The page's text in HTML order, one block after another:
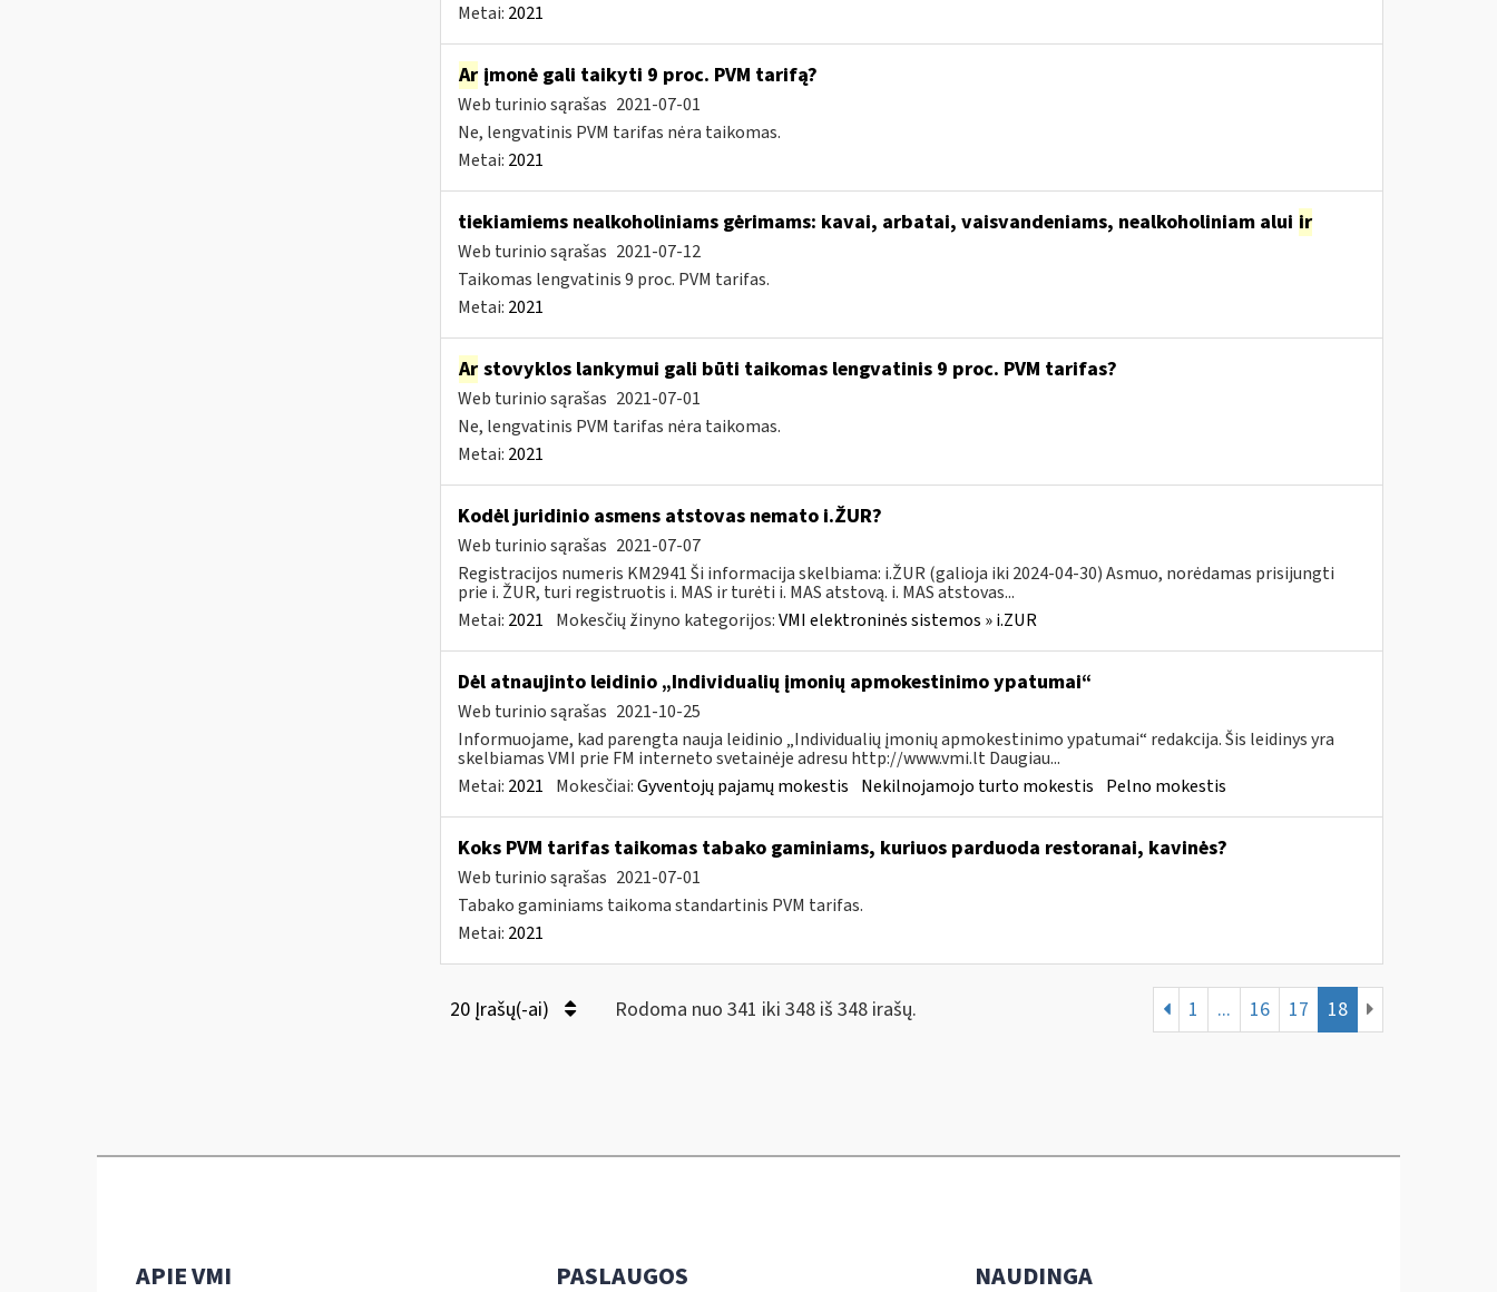
Metai: 2021
Arįmonė gali taikyti 9 proc. PVM tarifą?
Web turinio sąrašas 2021-07-01
Ne, lengvatinis PVM tarifas nėra taikomas.
Metai: 2021
tiekiamiems nealkoholiniams gėrimams: kavai, arbatai, vaisvandeniams, nealkoholiniam alui ir
Web turinio sąrašas 2021-07-12
Taikomas lengvatinis 9 proc. PVM tarifas.
Metai: 2021
Arstovyklos lankymui gali būti taikomas lengvatinis 9 proc. PVM tarifas?
Web turinio sąrašas 2021-07-01
Ne, lengvatinis PVM tarifas nėra taikomas.
Metai: 2021
Kodėl juridinio asmens atstovas nemato i.ŽUR?
Web turinio sąrašas 2021-07-07
Registracijos numeris KM2941 Ši informacija skelbiama: i.ŽUR (galioja iki 2024-04-30) Asmuo, norėdamas prisijungti
prie i. ŽUR, turi registruotis i. MAS ir turėti i. MAS atstovą. i. MAS atstovas...
Metai: 2021 Mokesčių žinyno kategorijos:VMI elektroninės sistemos » i.ZUR
Dėl atnaujinto leidinio „Individualių įmonių apmokestinimo ypatumai“
Web turinio sąrašas 2021-10-25
Informuojame, kad parengta nauja leidinio „Individualių įmonių apmokestinimo ypatumai“ redakcija. Šis leidinys yra
skelbiamas VMI prie FM interneto svetainėje adresu http://www.vmi.lt Daugiau...
Metai: 2021 Mokesčiai:Gyventojų pajamų mokestis Nekilnojamojo turto mokestis Pelno mokestis
Koks PVM tarifas taikomas tabako gaminiams, kuriuos parduoda restoranai, kavinės?
Web turinio sąrašas 2021-07-01
Tabako gaminiams taikoma standartinis PVM tarifas.
Metai: 2021
20 Įrašų(-ai) Rodoma nuo 341 iki 348 iš 348 irašų. 1 ... 16 17 18
APIE VMI PASLAUGOS NAUDINGA